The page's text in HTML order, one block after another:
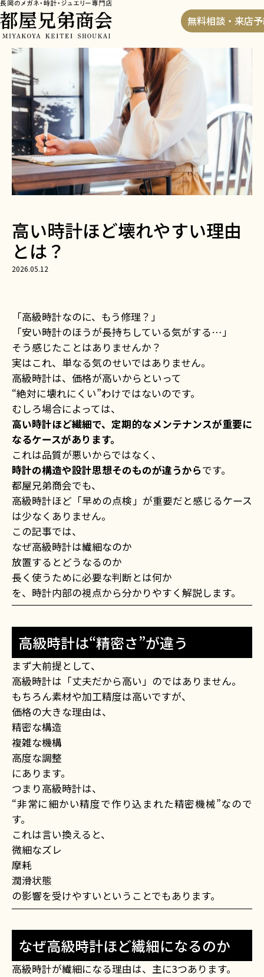
無料相談・来店
HOME> ブログ >高い時計ほど壊れやすい理由とは？
高い時計ほど壊れやすい理由
とは？
2026.05.12
「高級時計なのに、もう修理？」
「安い時計のほうが長持ちしている気がする…」
そう感じたことはありませんか？
実はこれ、単なる気のせいではありません。
高級時計は、価格が高いからといって
“絶対に壊れにくい”わけではないのです。
むしろ場合によっては、
高い時計ほど繊細で、定期的なメンテナンスが重要に
なるケースがあります。
これは品質が悪いからではなく、
時計の構造や設計思想そのものが違うからです。
都屋兄弟商会でも、
高級時計ほど「早めの点検」が重要だと感じるケース
は少なくありません。
この記事では、
なぜ高級時計は繊細なのか
放置するとどうなるのか
長く使うために必要な判断とは何か
を、時計内部の視点から分かりやすく解説します。
高級時計は“精密さ”が違う
まず大前提として、
高級時計は「丈夫だから高い」のではありません。
もちろん素材や加工精度は高いですが、
価格の大きな理由は、
精密な構造
複雑な機構
高度な調整
にあります。
つまり高級時計は、
“非常に細かい精度で作り込まれた精密機械”なので
す。
これは言い換えると、
微細なズレ
摩耗
潤滑状態
の影響を受けやすいということでもあります。
なぜ高級時計ほど繊細になるのか
高級時計が繊細になる理由は、主に3つあります。